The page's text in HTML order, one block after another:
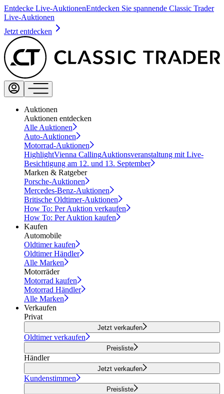
Entdecke Live-AuktionenEntdecken Sie spannende Classic Trader
Live-Auktionen
Jetzt entdecken
Auktionen
Auktionen entdecken
Alle Auktionen
Auto-Auktionen
Motorrad-Auktionen
HighlightVienna CallingAuktionsveranstaltung mit Live-
Besichtigung am 12. und 13. September
Marken & Ratgeber
Porsche-Auktionen
Mercedes-Benz-Auktionen
Britische Oldtimer-Auktionen
How To: Per Auktion verkaufen
How To: Per Auktion kaufen
Kaufen
Automobile
Oldtimer kaufen
Oldtimer Händler
Alle Marken
Motorräder
Motorrad kaufen
Motorrad Händler
Alle Marken
Verkaufen
Privat
Jetzt verkaufen
Oldtimer verkaufen
Preisliste
Händler
Jetzt verkaufen
Kundenstimmen
Preisliste